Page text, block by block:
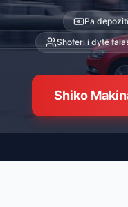
Pa
Shoferi i dytë
Shiko